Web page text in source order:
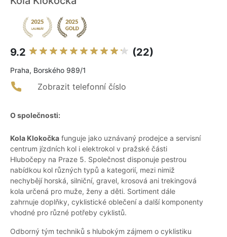
9.2 (22)
Praha, Borského 989/1
Zobrazit telefonní číslo
O společnosti:
Kola Klokočka funguje jako uznávaný prodejce a servisní
centrum jízdních kol i elektrokol v pražské části
Hlubočepy na Praze 5. Společnost disponuje pestrou
nabídkou kol různých typů a kategorií, mezi nimiž
nechybějí horská, silniční, gravel, krosová ani trekingová
kola určená pro muže, ženy a děti. Sortiment dále
zahrnuje doplňky, cyklistické oblečení a další komponenty
vhodné pro různé potřeby cyklistů.
Odborný tým techniků s hlubokým zájmem o cyklistiku